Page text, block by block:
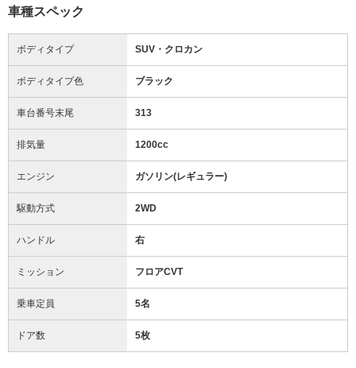
車種スペック
ボディタイプ SUV・クロカン
ボディタイプ色 ブラック
車台番号末尾 313
排気量 1200cc
エンジン ガソリン(レギュラー)
駆動方式 2WD
ハンドル 右
ミッション フロアCVT
乗車定員 5名
ドア数 5枚